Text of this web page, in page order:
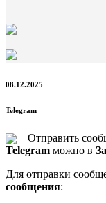
08.12.2025
Telegram
Отправить
Telegram можно в
Для отправки
сообщения: